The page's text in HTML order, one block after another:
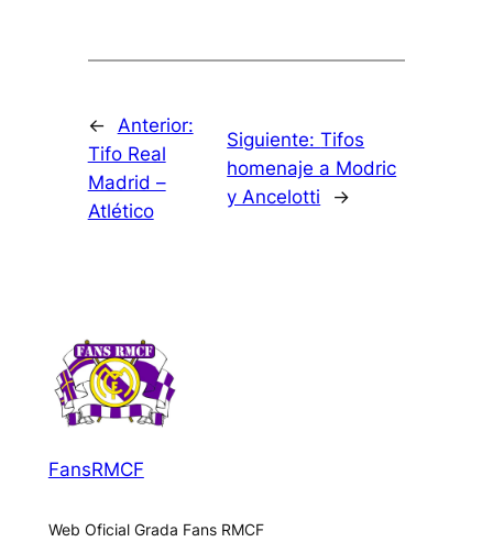
←
Anterior:
Tifo Real
Madrid –
Atlético
Siguiente:Tifos
homenaje a Modric
y Ancelotti
→
FansRMCF
Web Oficial Grada Fans RMCF